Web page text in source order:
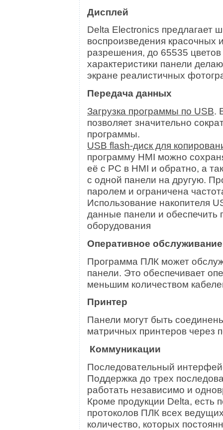
Дисплей
Delta Electronics предлагает
воспроизведения красочных
разрешения, до 65535
характеристики панели
экране реалистичных
Передача данных
Загрузка программы по USB.
позволяет значительно
программы.
USB flash-диск для
программу HMI можно
её с PC в HMI и обратно, а
с одной панели на другую.
паролем и ограничена
Использование накопителя
данные панели и обеспечить
оборудования
Оперативное
Программа ПЛК может
панели. Это обеспечивает
меньшим количеством
Принтер
Панели могут быть
матричных принтеров через
Коммуникации
Последовательный
Поддержка до трех
работать независимо и
Кроме продукции Delta, есть
протоколов ПЛК всех
количество, которых